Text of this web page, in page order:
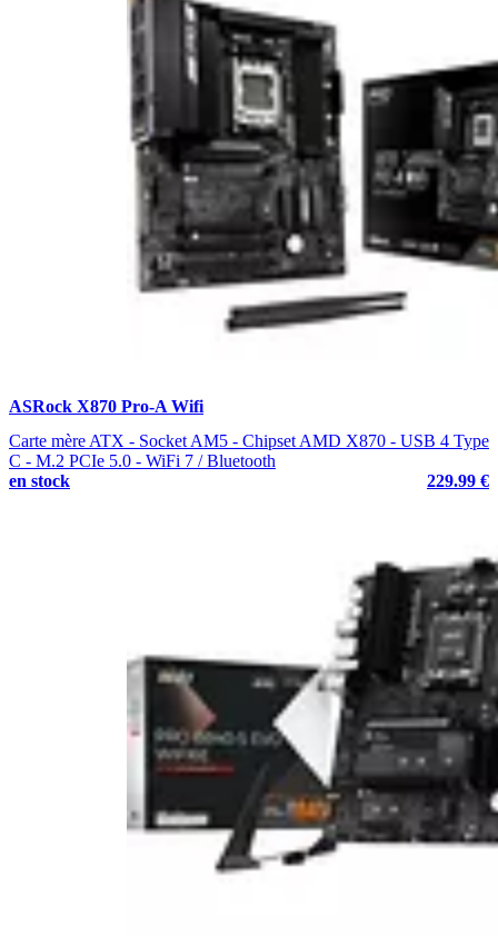
ASRock X870 Pro-A Wifi
Carte mère ATX - Socket AM5 - Chipset AMD X870 - USB 4 Type
C - M.2 PCIe 5.0 - WiFi 7 / Bluetooth
en stock
229.99 €